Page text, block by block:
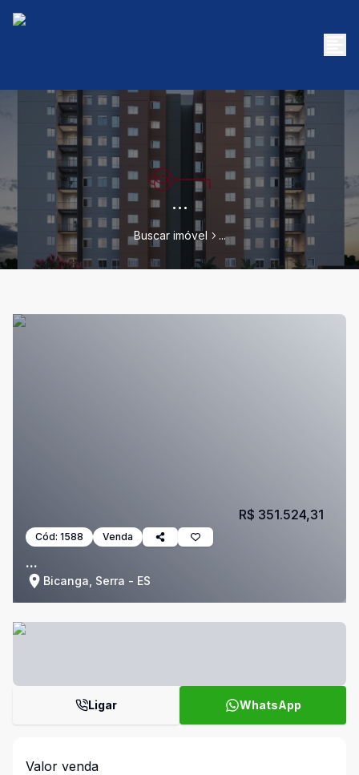
...
Buscar imóvel ...
Cód: 1588 Venda
...
Bicanga, Serra - ES
R$ 351.524,31
Ligar WhatsApp
Valor venda